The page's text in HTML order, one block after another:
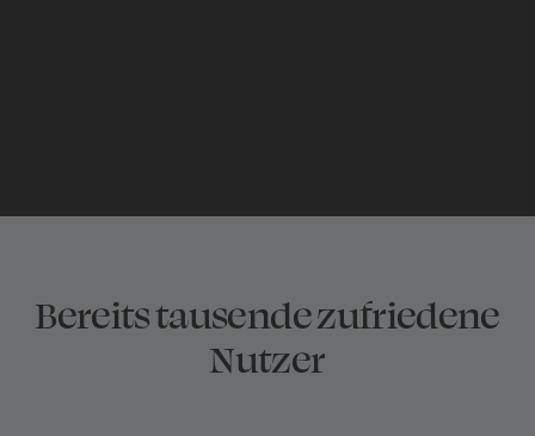
Bereits tausende zufriedene
Nutzer